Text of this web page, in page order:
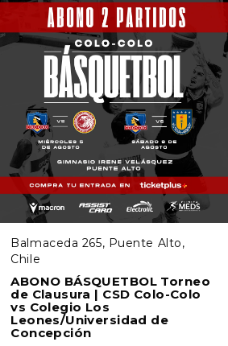
Balmaceda 265, Puente Alto,
Chile
ABONO BÁSQUETBOL Torneo
de Clausura | CSD Colo-Colo
vs Colegio Los
Leones/Universidad de
Concepción